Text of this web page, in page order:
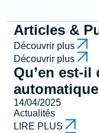
Articles &
Découvrir plus
Découvrir plus
Qu’en est-
14/04/2025
Actualités
LIRE PLUS